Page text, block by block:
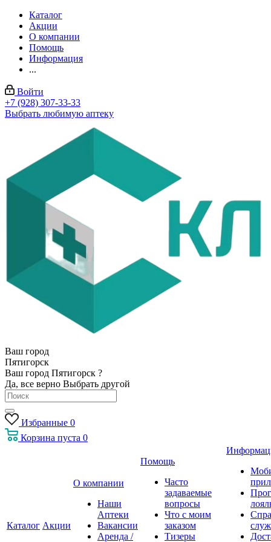
Каталог
Акции
О компании
Помощь
Информация
...
Войти
+7 (928) 307-33-33
Выбрать любимую аптеку
Ваш город
Пятигорск
Ваш город Пятигорск ?
Да, все верно Выбрать другой
Избранные 0
Корзина пуста 0
Каталог Акции
О компании
Наши
Аптеки
Вакансии
Аренда /
Помощь
Часто
задаваемые
вопросы
Что с моим
заказом
Тизеры